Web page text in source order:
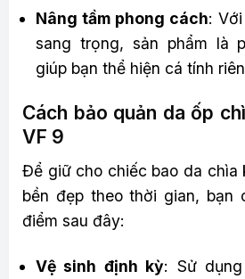
Nâng tầm phong cách:
sang trọng, sản phẩm là
giúp bạn thể hiện cá tính
Cách bảo quản da ốp
VF 9
Để giữ cho chiếc bao da chìa
bền đẹp theo thời gian, bạn
điểm sau đây:
Vệ sinh định kỳ: Sử